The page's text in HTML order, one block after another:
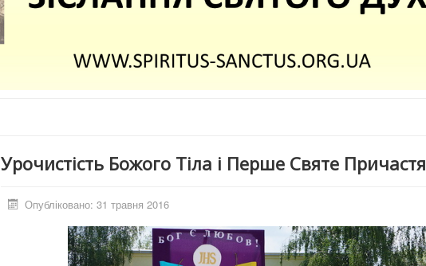
Урочистість Божого Тіла і Перше Святе Причастя
Опубліковано: 31 травня 2016